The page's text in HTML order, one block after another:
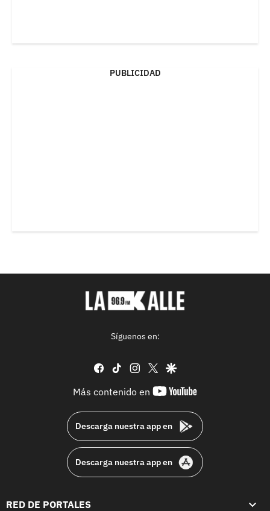
PUBLICIDAD
Síguenos en:
facebook
tiktok instagram
twittergoogle
Más contenido en
youtube-
Descarga nuestra app en
Descarga nuestra app en
RED DE PORTALES